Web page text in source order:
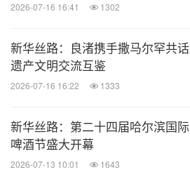
2026-07-16 16:41 1302
新华丝路：良渚携手撒马尔罕共话
遗产文明交流互鉴
2026-07-16 16:22 1333
新华丝路：第二十四届哈尔滨国际
啤酒节盛大开幕
2026-07-13 10:01 1643